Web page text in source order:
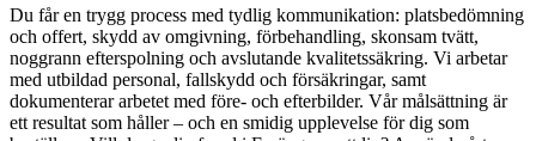
Du får en trygg process med tydlig kommunikation: platsbedömning
och offert, skydd av omgivning, förbehandling, skonsam tvätt,
noggrann efterspolning och avslutande kvalitetssäkring. Vi arbetar
med utbildad personal, fallskydd och försäkringar, samt
dokumenterar arbetet med före- och efterbilder. Vår målsättning är
ett resultat som håller – och en smidig upplevelse för dig som